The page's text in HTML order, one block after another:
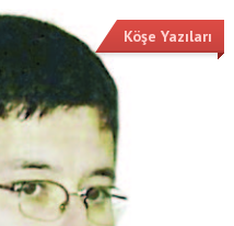
Köşe Yazıları